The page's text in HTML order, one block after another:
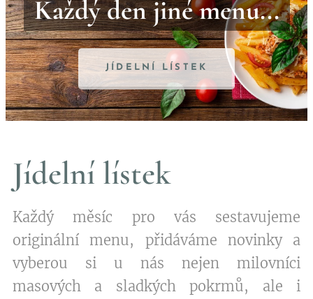
Každý den jiné menu...
JÍDELNÍ LÍSTEK
Jídelní lístek
Každý měsíc pro vás sestavujeme
originální menu, přidáváme novinky a
vyberou si u nás nejen milovníci
masových a sladkých pokrmů, ale i